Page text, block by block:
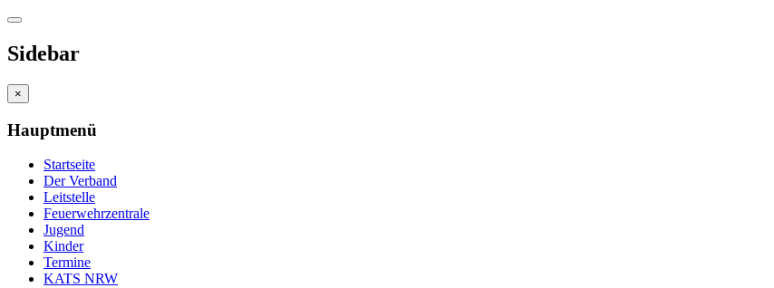
Sidebar
×
Hauptmenü
Startseite
Der Verband
Leitstelle
Feuerwehrzentrale
Jugend
Kinder
Termine
KATS NRW